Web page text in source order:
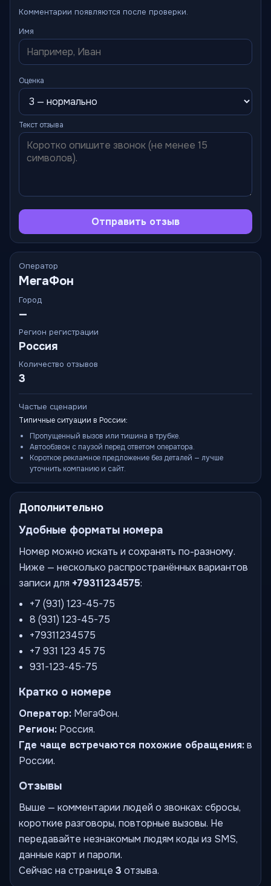
Комментарии появляются после проверки.
Имя
Оценка
Текст отзыва
Отправить отзыв
Оператор
МегаФон
Город
—
Регион регистрации
Россия
Количество отзывов
3
Частые сценарии
Типичные ситуации в России:
Пропущенный вызов или тишина в трубке.
Автообзвон с паузой перед ответом оператора.
Короткое рекламное предложение без деталей — лучше
уточнить компанию и сайт.
Дополнительно
Удобные форматы номера
Номер можно искать и сохранять по-разному.
Ниже — несколько распространённых вариантов
записи для +79311234575:
+7 (931) 123-45-75
8 (931) 123-45-75
+79311234575
+7 931 123 45 75
931-123-45-75
Кратко о номере
Оператор: МегаФон.
Регион: Россия.
Где чаще встречаются похожие обращения:в
России.
Отзывы
Выше — комментарии людей о звонках: сбросы,
короткие разговоры, повторные вызовы. Не
передавайте незнакомым людям коды из SMS,
данные карт и пароли.
Сейчас на странице 3 отзыва.